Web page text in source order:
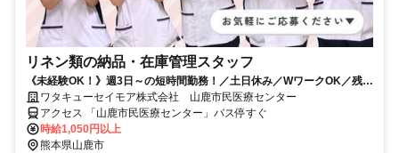
リネン類の納品・在庫管理スタッフ
《未経験OK！》週3日～の短時間勤務！／土日休み／WワークOK／残業
なし／車通勤OK／育児支援充実◎
ワタキューセイモア株式会社 山鹿市民医療センター
アクセス 「山鹿市民医療センター」バス停すぐ
時給1,050円以上
熊本県山鹿市